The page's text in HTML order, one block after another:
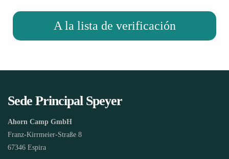
A la lista de verificación
Sede Principal Speyer
Ahorn Camp GmbH
Franz-Kirrmeier-Straße 8
67346 Espira